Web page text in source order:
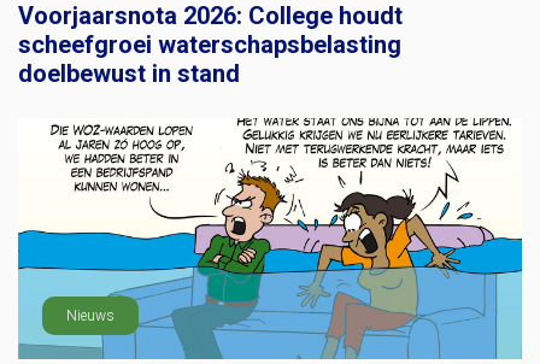
Voorjaarsnota 2026: College houdt
scheefgroei waterschapsbelasting
doelbewust in stand
Nieuws